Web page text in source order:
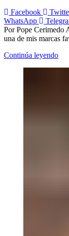
Facebook
WhatsApp
Por Pope Cerimedo
una de mis marcas
Continúa leyendo